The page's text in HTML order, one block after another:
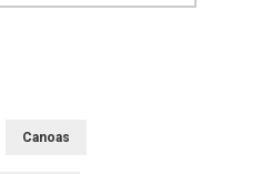
Canoas